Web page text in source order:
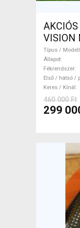
VISION
40 SL
Triatlon
Kerék /
ELADÓ
Típus / Modell
Állapot
Fékrendszer
Első / hátsó /
Keres / Kínál
460 000 Ft
299